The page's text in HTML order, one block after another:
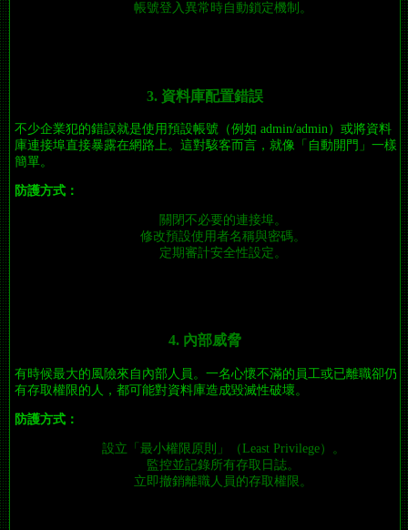
帳號登入異常時自動鎖定機制。
3. 資料庫配置錯誤
不少企業犯的錯誤就是使用預設帳號（例如 admin/admin）或將資料
庫連接埠直接暴露在網路上。這對駭客而言，就像「自動開門」一樣
簡單。
防護方式：
關閉不必要的連接埠。
修改預設使用者名稱與密碼。
定期審計安全性設定。
4. 內部威脅
有時候最大的風險來自內部人員。一名心懷不滿的員工或已離職卻仍
有存取權限的人，都可能對資料庫造成毀滅性破壞。
防護方式：
設立「最小權限原則」（Least Privilege）。
監控並記錄所有存取日誌。
立即撤銷離職人員的存取權限。